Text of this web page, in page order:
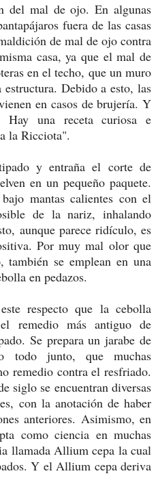
del mal de ojo. En algunas
fuera de las casas
de mal de ojo contra
casa, ya que el mal de
en el techo, que un muro
Debido a esto, las
en casos de brujería. Y
Hay una receta curiosa e
la Ricciota".
y entraña el corte de
en un pequeño paquete.
mantas calientes con el
de la nariz, inhalando
aunque parece ridículo, es
Por muy mal olor que
también se emplean en una
en pedazos.
respecto que la cebolla
remedio más antiguo de
Se prepara un jarabe de
todo junto, que muchas
remedio contra el resfriado.
siglo se encuentran diversas
con la anotación de haber
anteriores. Asimismo, en
como ciencia en muchas
llamada Allium cepa la cual
Y el Allium cepa deriva